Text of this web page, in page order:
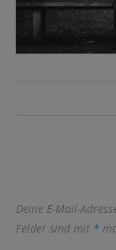
Deine E-Mail-
Felder sind mit *